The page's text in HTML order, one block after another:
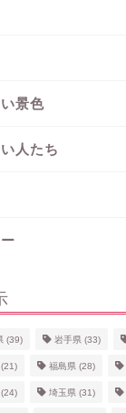
景色
人たち
(39) 岩手県 (33)
(21) 福島県 (28)
(24) 埼玉県 (31)